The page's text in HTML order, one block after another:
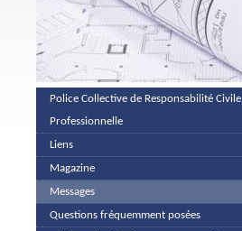
Police Collective de Responsabilité Civile
Professionnelle
Liens
Magazine
Messages
Questions fréquemment posées